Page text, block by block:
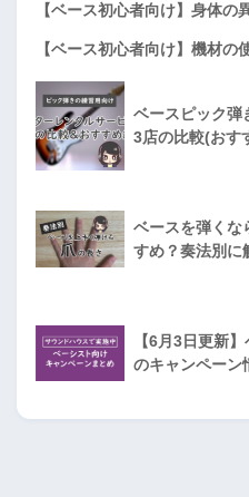
【ベース初心者向け】身体の
【ベース初心者向け】機材の
ベースピック弾
3店の比較(おす
ベースを弾くな
すめ？奏法別に
【6月3日更新
のキャンペーン